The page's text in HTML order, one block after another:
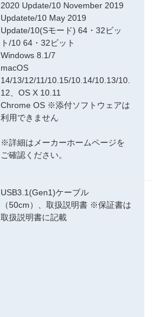
2020 Update/10 November 2019
Updatete/10 May 2019
Update/10(Sモード) 64・32ビッ
ト/10 64・32ビット
Windows 8.1/7
macOS
14/13/12/11/10.15/10.14/10.13/10.
12、OS X 10.11
Chrome OS ※添付ソフトウェアは
利用できません
※詳細はメーカーホームページを
ご確認ください。
USB3.1(Gen1)ケーブル
（50cm）、取扱説明書 ※保証書は
取扱説明書に記載